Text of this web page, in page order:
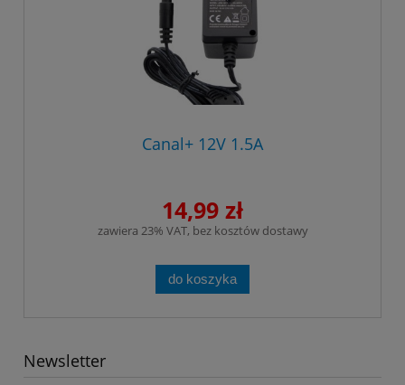
Canal+ 12V 1.5A
14,99 zł
zawiera 23% VAT, bez kosztów dostawy
do koszyka
Newsletter